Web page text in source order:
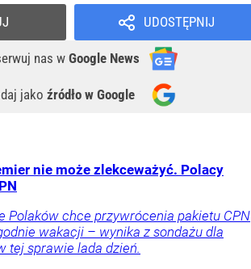
UDOSTĘPNIJ
nas w Google News
jako źródło w Google
nie może zlekceważyć. Polacy
Polaków chce przywrócenia pakietu CPN
wakacji – wynika z sondażu dla
tej sprawie lada dzień.